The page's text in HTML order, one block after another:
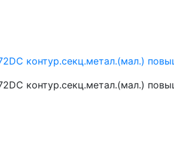
контур.секц.метал.(мал.)
контур.секц.метал.(мал.)